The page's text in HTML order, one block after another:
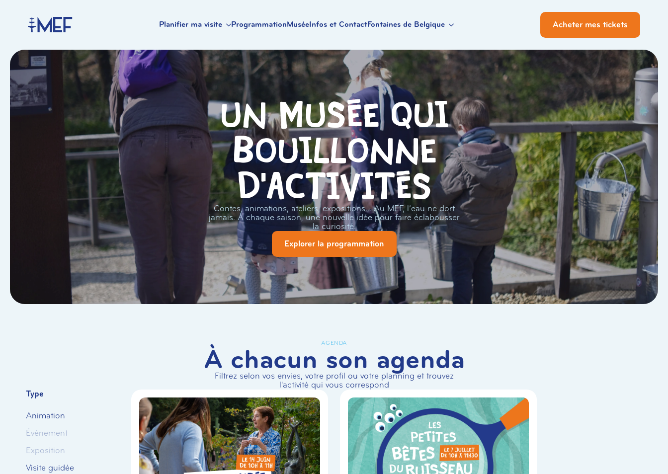
Planifier ma visite ProgrammationMuséeInfos et ContactFontaines de Belgique Acheter mes tickets
Un musée qui
bouillonne
d'activités
Contes, animations, ateliers, expositions… Au MEF, l’eau ne dort
jamais. À chaque saison, une nouvelle idée pour faire éclabousser
la curiosité.
Explorer la programmation
AGENDA
À chacun son agenda
Filtrez selon vos envies, votre profil ou votre planning et trouvez
l'activité qui vous correspond
Type
Animation
Événement
Exposition
Visite guidée